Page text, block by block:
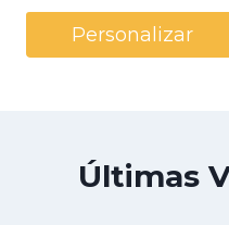
Personalizar
Últimas